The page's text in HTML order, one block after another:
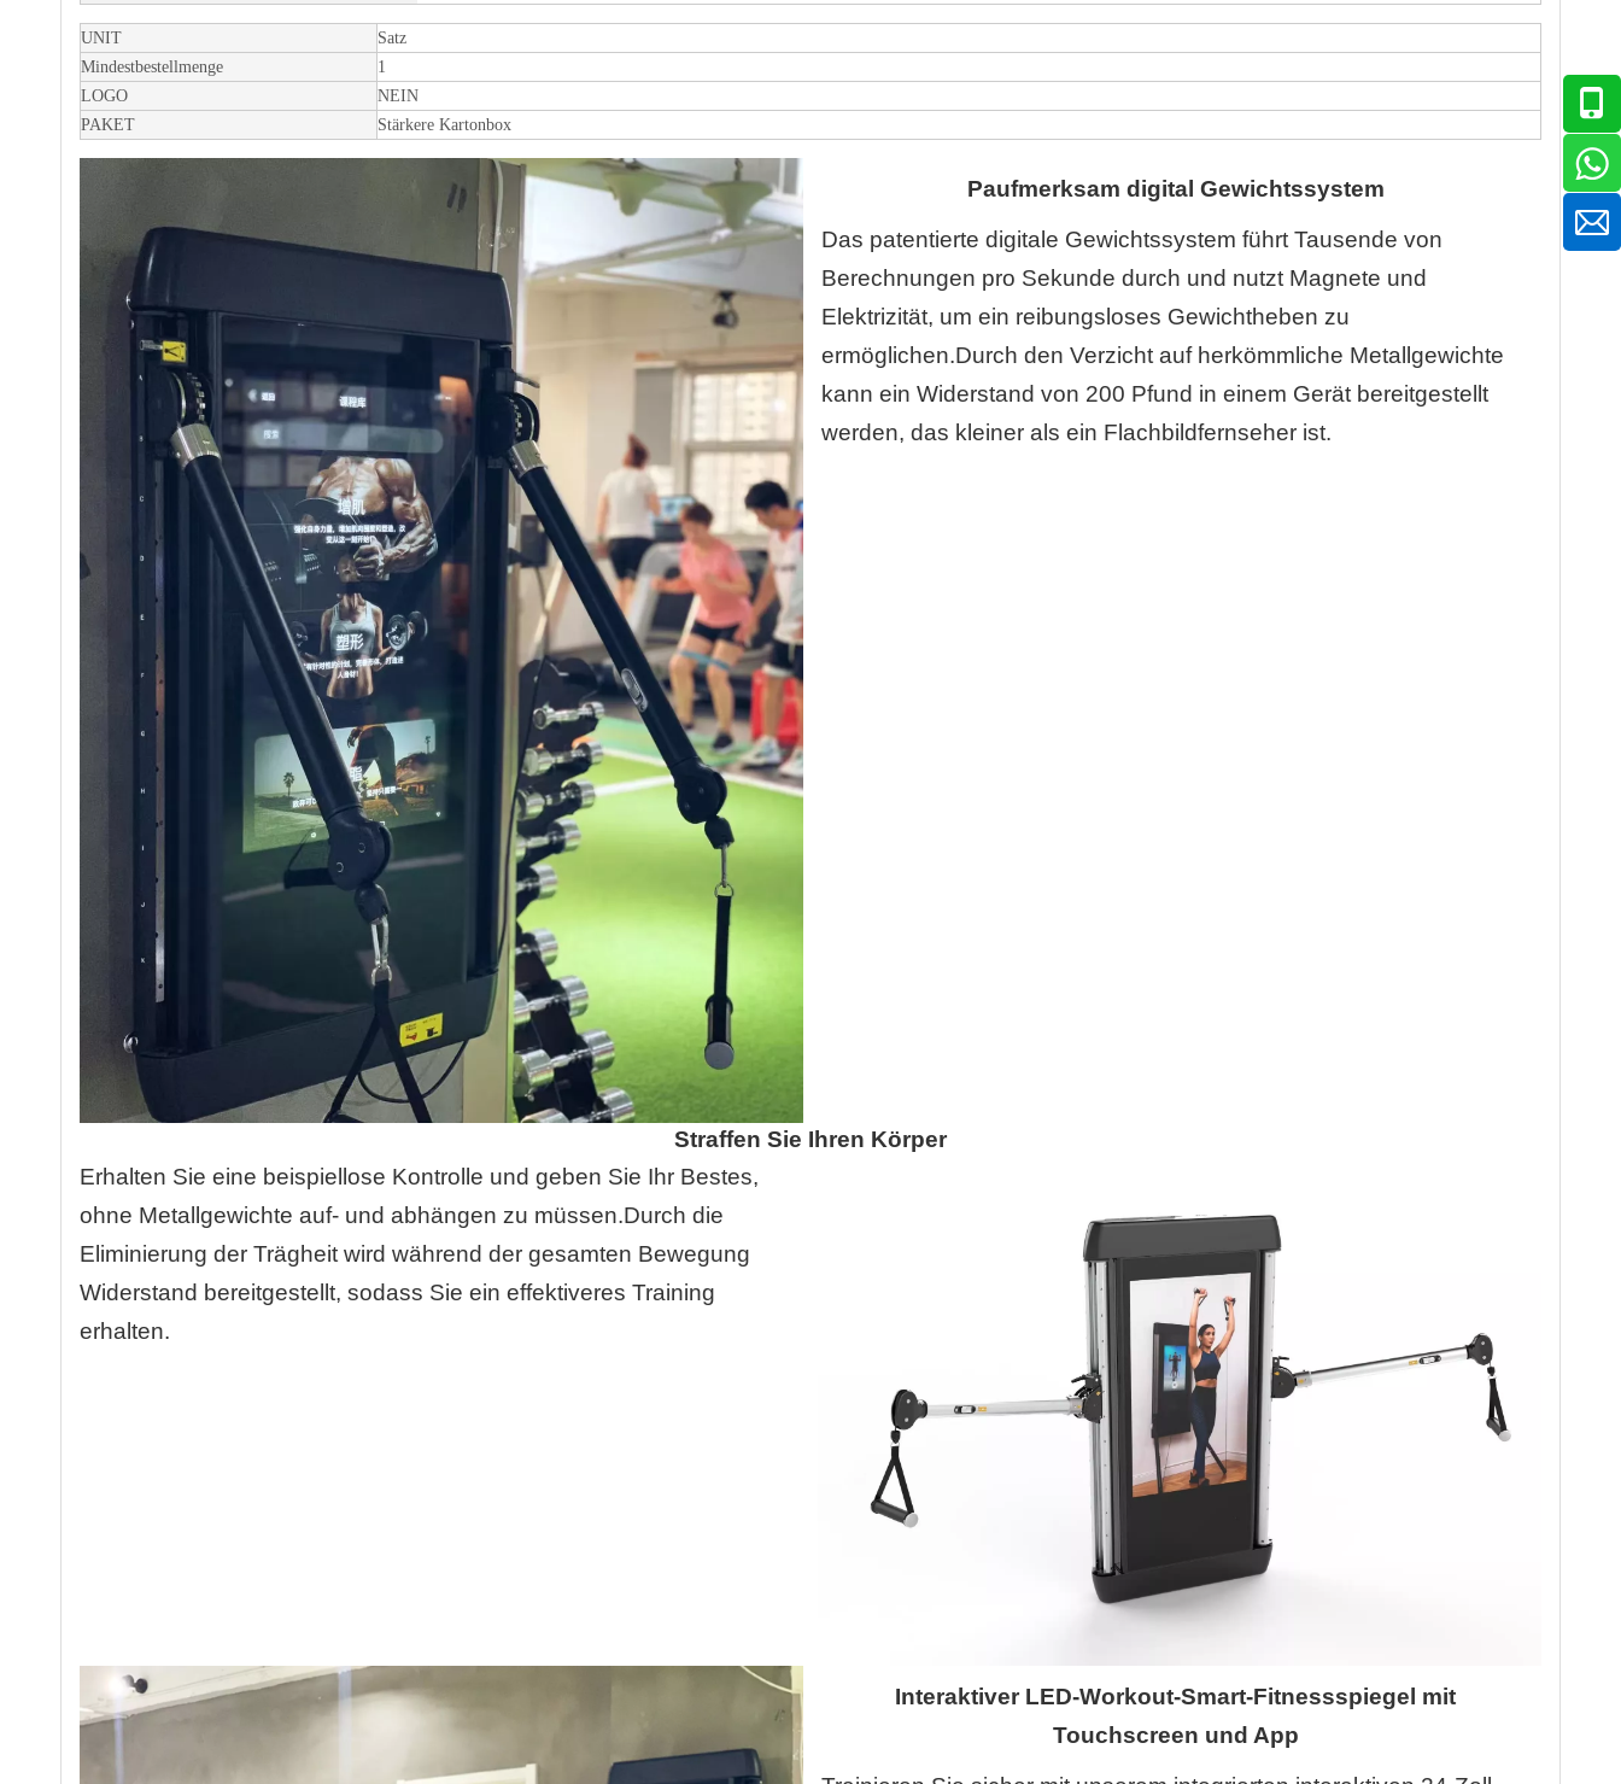
UNIT
Satz
Mindestbestellmenge
1
LOGO
NEIN
PAKET
Stärkere Kartonbox
Paufmerksam digital Gewichtssystem
Das patentierte digitale Gewichtssystem führt Tausende von
Berechnungen pro Sekunde durch und nutzt Magnete und
Elektrizität, um ein reibungsloses Gewichtheben zu
ermöglichen.Durch den Verzicht auf herkömmliche Metallgewichte
kann ein Widerstand von 200 Pfund in einem Gerät bereitgestellt
werden, das kleiner als ein Flachbildfernseher ist.
Straffen Sie Ihren Körper
Erhalten Sie eine beispiellose Kontrolle und geben Sie Ihr Bestes,
ohne Metallgewichte auf- und abhängen zu müssen.Durch die
Eliminierung der Trägheit wird während der gesamten Bewegung
Widerstand bereitgestellt, sodass Sie ein effektiveres Training
erhalten.
Interaktiver LED-Workout-Smart-Fitnessspiegel mit
Touchscreen und App